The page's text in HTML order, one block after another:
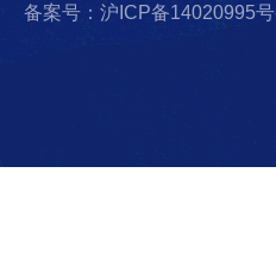
备案号：沪ICP备14020995